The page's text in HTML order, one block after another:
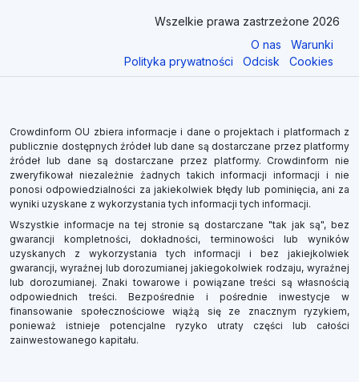
Wszelkie prawa zastrzeżone 2026
O nas
Warunki
Polityka prywatności
Odcisk Cookies
Crowdinform OU zbiera informacje i dane o projektach i platformach z
publicznie dostępnych źródeł lub dane są dostarczane przez platformy
źródeł lub dane są dostarczane przez platformy. Crowdinform nie
zweryfikował niezależnie żadnych takich informacji informacji i nie
ponosi odpowiedzialności za jakiekolwiek błędy lub pominięcia, ani za
wyniki uzyskane z wykorzystania tych informacji tych informacji.
Wszystkie informacje na tej stronie są dostarczane "tak jak są", bez
gwarancji kompletności, dokładności, terminowości lub wyników
uzyskanych z wykorzystania tych informacji i bez jakiejkolwiek
gwarancji, wyraźnej lub dorozumianej jakiegokolwiek rodzaju, wyraźnej
lub dorozumianej. Znaki towarowe i powiązane treści są własnością
odpowiednich treści. Bezpośrednie i pośrednie inwestycje w
finansowanie społecznościowe wiążą się ze znacznym ryzykiem,
ponieważ istnieje potencjalne ryzyko utraty części lub całości
zainwestowanego kapitału.